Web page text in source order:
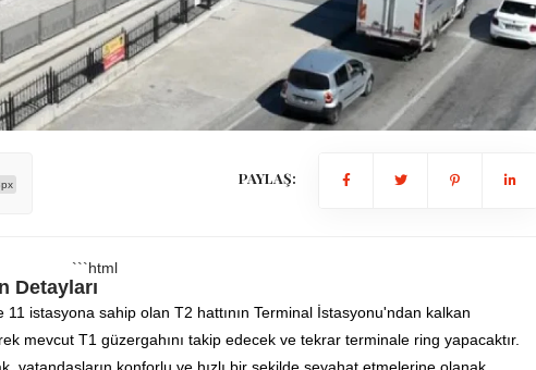
PAYLAŞ:
```html
Detayları
istasyona sahip olan T2 hattının Terminal İstasyonu'ndan kalkan
mevcut T1 güzergahını takip edecek ve tekrar terminale ring yapacaktır.